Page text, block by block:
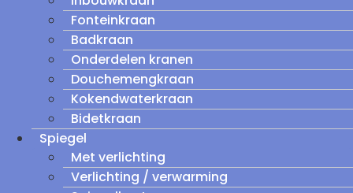
Fonteinkraan
Badkraan
Onderdelen kranen
Douchemengkraan
Kokendwaterkraan
Bidetkraan
Spiegel
Met verlichting
Verlichting / verwarming